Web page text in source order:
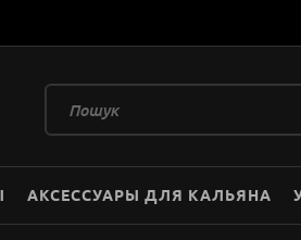
АКСЕССУАРЫ ДЛЯ КАЛЬЯНА